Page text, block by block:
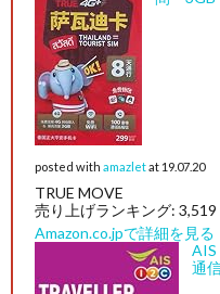
posted with amazletat 19.07.20
TRUE MOVE
売り上げランキング: 3,519
Amazon.co.jpで詳細を見る
AIS
通